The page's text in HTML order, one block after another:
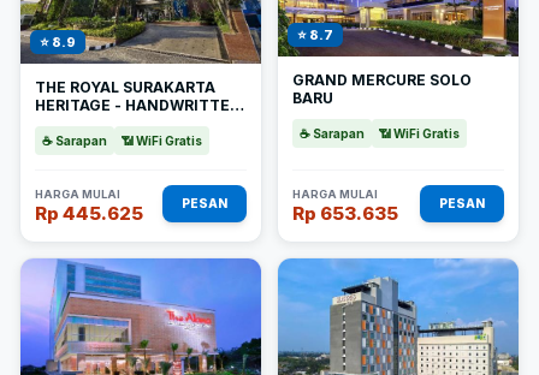
⭐ 8.9
THE ROYAL SURAKARTA
HERITAGE - HANDWRITTEN
☕ Sarapan 📶 WiFi Gratis
HARGA MULAI
Rp 445.625 PESAN
⭐ 8.7
GRAND MERCURE SOLO
BARU
☕ Sarapan 📶 WiFi Gratis
HARGA MULAI
Rp 653.635 PESAN